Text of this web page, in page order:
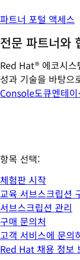
파트너 포털 액세스
전문 파트너와
Red Hat® 에코시스
성과 기술을 바탕으
Console도큐멘테이
항목 선택:
체험판 시작
교육 서브스크립션
서브스크립션 관리
구매 문의처
고객 서비스에 문의
Red Hat 채용 정보